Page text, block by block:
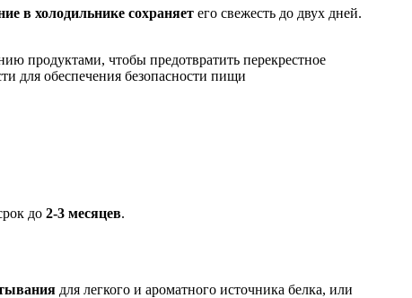
в холодильнике сохраняет его свежесть до двух дней.
продуктами, чтобы предотвратить перекрестное
для обеспечения безопасности пищи
до 2-3 месяцев.
для легкого и ароматного источника белка, или